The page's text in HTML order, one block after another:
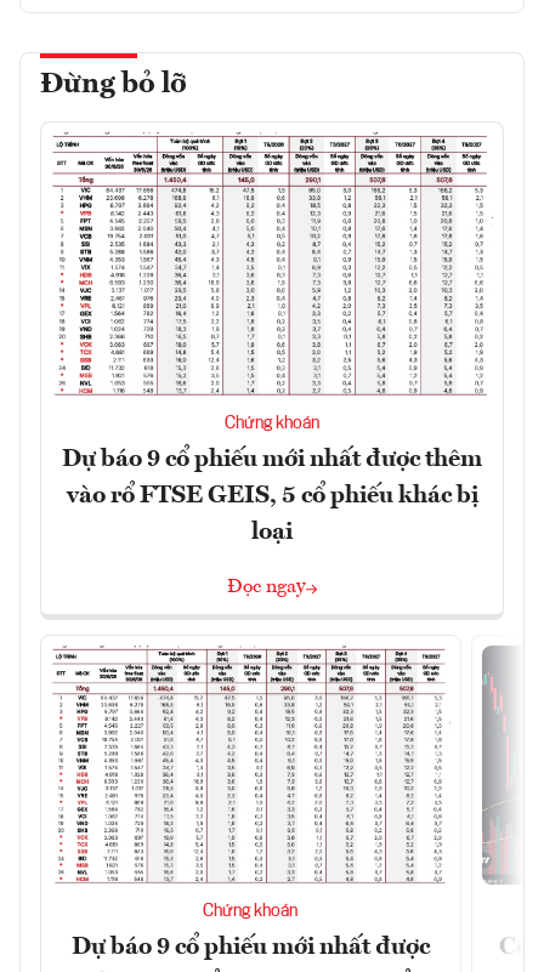
Đừng bỏ lỡ
Chứng khoán
Dự báo 9 cổ phiếu mới nhất được thêm
vào rổ FTSE GEIS, 5 cổ phiếu khác bị
loại
Đọc ngay
Chứng khoán
Dự báo 9 cổ phiếu mới nhất được
Có